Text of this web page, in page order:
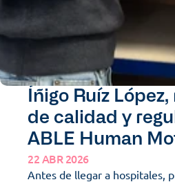
Íñigo Ruíz
de calidad y
ABLE Human
22 ABR 2026
Antes de llegar a hospitales,